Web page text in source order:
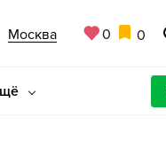
Москва 0 0